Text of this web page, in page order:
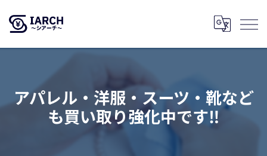
アパレル・洋服・スーツ・靴など
も買い取り強化中です‼